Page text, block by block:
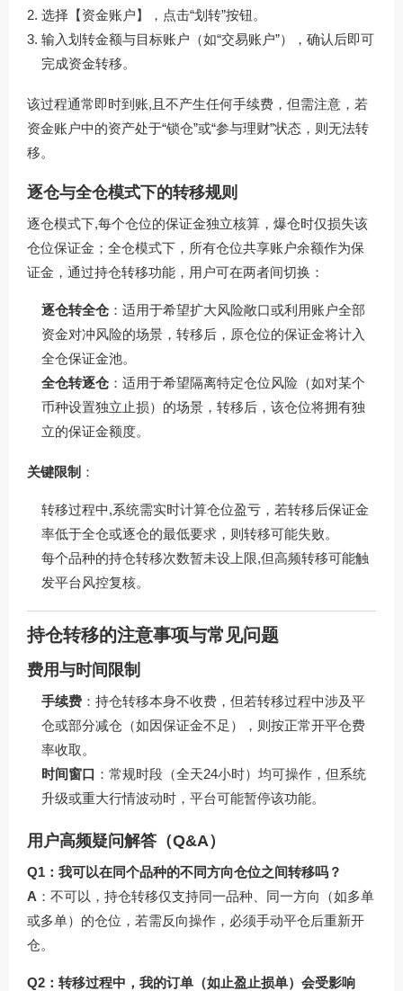
选择【资金账户】，点击“划转”按钮。
输入划转金额与目标账户（如“交易账户”），确认后即可
完成资金转移。
该过程通常即时到账,且不产生任何手续费，但需注意，若
资金账户中的资产处于“锁仓”或“参与理财”状态，则无法转
移。
逐仓与全仓模式下的转移规则
逐仓模式下,每个仓位的保证金独立核算，爆仓时仅损失该
仓位保证金；全仓模式下，所有仓位共享账户余额作为保
证金，通过持仓转移功能，用户可在两者间切换：
逐仓转全仓 ：适用于希望扩大风险敞口或利用账户全部
资金对冲风险的场景，转移后，原仓位的保证金将计入
全仓保证金池。
全仓转逐仓 ：适用于希望隔离特定仓位风险（如对某个
币种设置独立止损）的场景，转移后，该仓位将拥有独
立的保证金额度。
关键限制 ：
转移过程中,系统需实时计算仓位盈亏，若转移后保证金
率低于全仓或逐仓的最低要求，则转移可能失败。
每个品种的持仓转移次数暂未设上限,但高频转移可能触
发平台风控复核。
持仓转移的注意事项与常见问题
费用与时间限制
手续费 ：持仓转移本身不收费，但若转移过程中涉及平
仓或部分减仓（如因保证金不足），则按正常开平仓费
率收取。
时间窗口 ：常规时段（全天24小时）均可操作，但系统
升级或重大行情波动时，平台可能暂停该功能。
用户高频疑问解答（Q&A）
Q1：我可以在同个品种的不同方向仓位之间转移吗？
A ：不可以，持仓转移仅支持同一品种、同一方向（如多单
或多单）的仓位，若需反向操作，必须手动平仓后重新开
仓。
Q2：转移过程中，我的订单（如止盈止损单）会受影响